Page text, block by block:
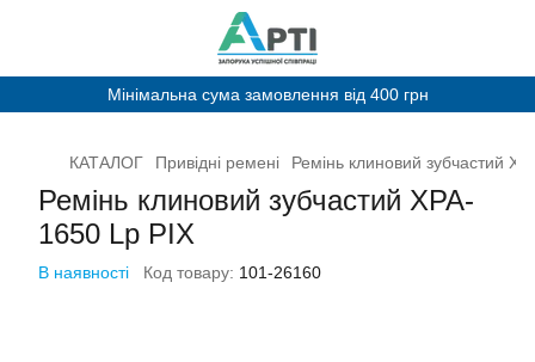
Мінімальна сума замовлення від 400 грн
КАТАЛОГ Привідні ремені Ремінь клиновий зубчастий
Ремінь клиновий зубчастий XPA-
1650 Lp PIX
В наявності Код товару: 101-26160